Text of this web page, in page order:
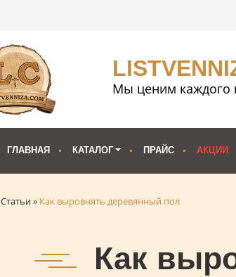
Мы ценим каждого
ГЛАВНАЯ КАТАЛОГ ПРАЙС АКЦИИ
Статьи» Как выровнять деревянный пол
Как